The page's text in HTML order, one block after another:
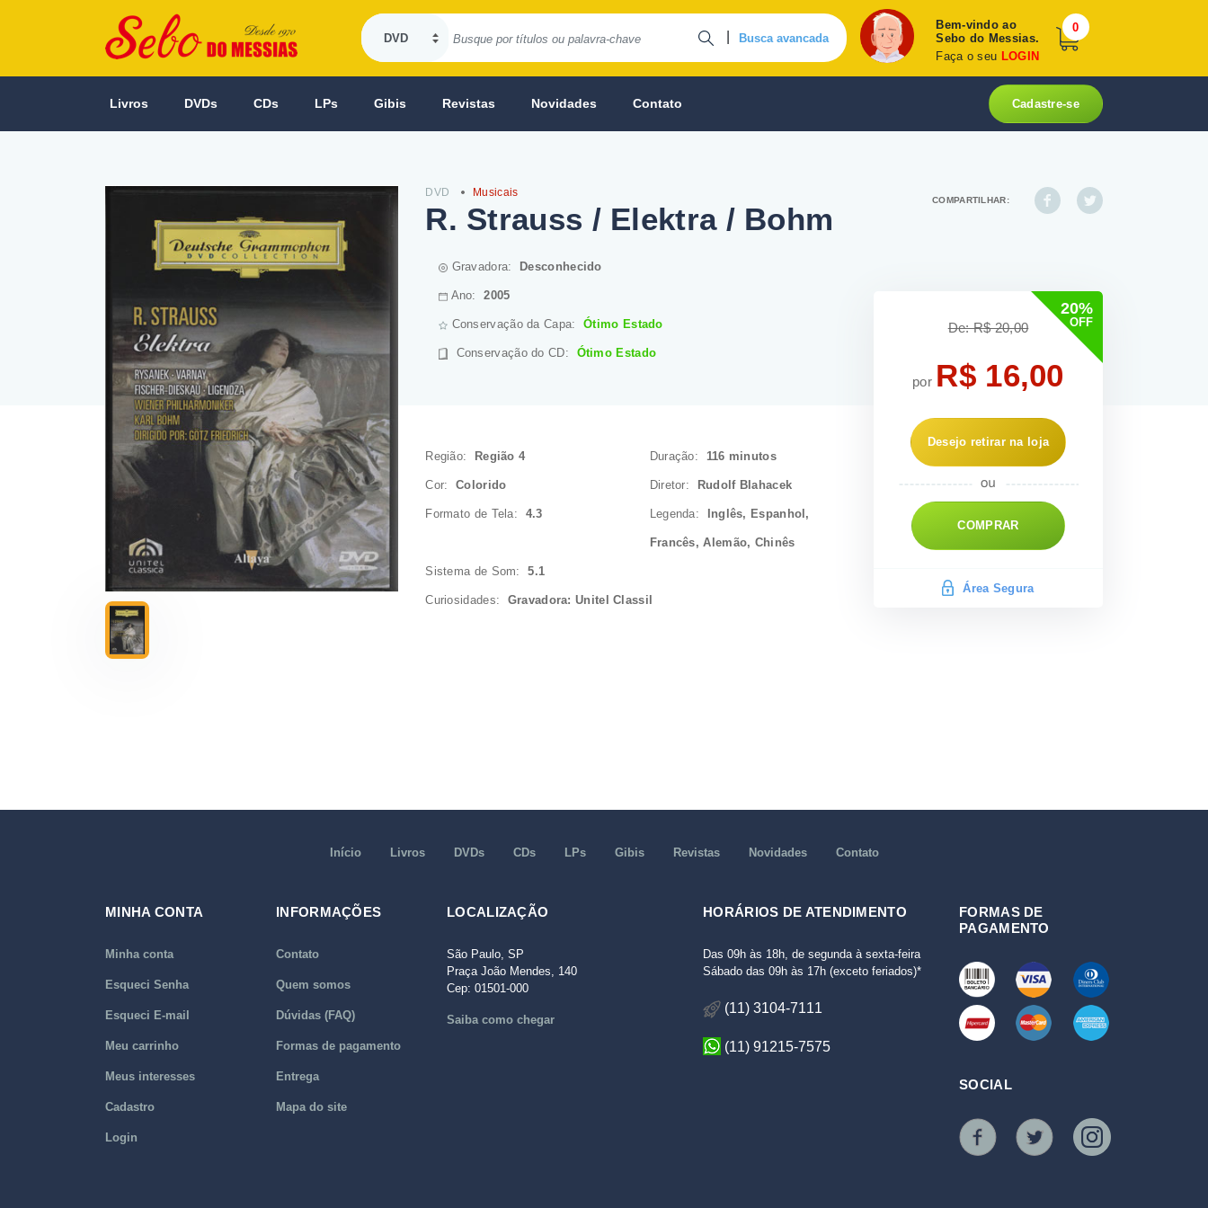
Busca avancada
Bem-vindo ao
Sebo do Messias.
Faça o seu LOGIN
0
Livros DVDs CDs LPs Gibis Revistas Novidades Contato Cadastre-se
DVD Musicais
R. Strauss / Elektra / Bohm
Gravadora: Desconhecido
Ano:2005
Conservação da Capa:Ótimo Estado
Conservação do CD: Ótimo Estado
Região: Região 4 Duração: 116 minutos
Cor:Colorido Diretor: Rudolf Blahacek
Formato de Tela: 4.3 Legenda: Inglês, Espanhol,
Francês, Alemão, Chinês
Sistema de Som:5.1
Curiosidades: Gravadora: Unitel Classil
COMPARTILHAR:
20%
OFF
De: R$ 20,00
por R$ 16,00
Desejo retirar na loja
COMPRAR
Área Segura
Início Livros DVDs CDs LPs Gibis Revistas Novidades Contato
MINHA CONTA
Minha conta
Esqueci Senha
Esqueci E-mail
Meu carrinho
Meus interesses
Cadastro
Login
INFORMAÇÕES
Contato
Quem somos
Dúvidas (FAQ)
Formas de pagamento
Entrega
Mapa do site
LOCALIZAÇÃO
São Paulo, SP
Praça João Mendes, 140
Cep: 01501-000
Saiba como chegar
HORÁRIOS DE ATENDIMENTO
Das 09h às 18h, de segunda à sexta-feira
Sábado das 09h às 17h (exceto feriados)*
(11) 3104-7111
(11) 91215-7575
FORMAS DE
PAGAMENTO
SOCIAL